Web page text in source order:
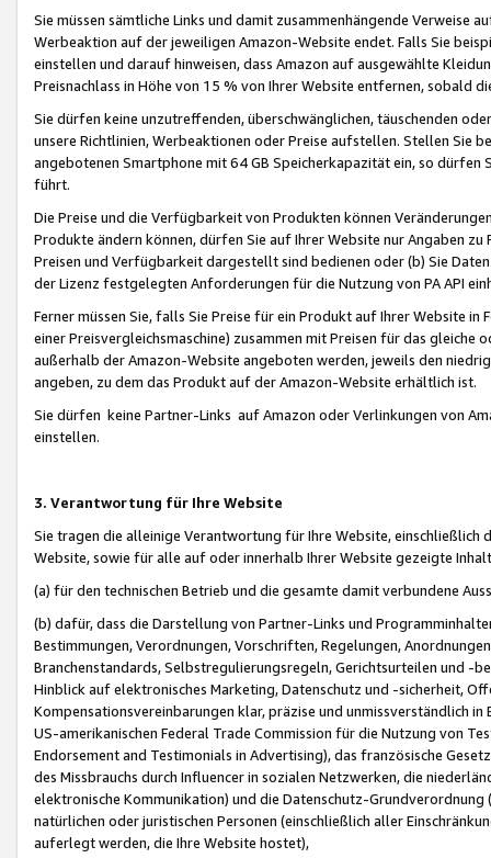
Sie müssen sämtliche Links und damit zusammenhängende
Werbeaktion auf der jeweiligen Amazon-Website endet. Falls Sie
einstellen und darauf hinweisen, dass Amazon auf ausgewählte
Preisnachlass in Höhe von 15 % von Ihrer Website entfernen, sobald
Sie dürfen keine unzutreffenden, überschwänglichen, täuschenden
unsere Richtlinien, Werbeaktionen oder Preise aufstellen. Stellen Sie
angebotenen Smartphone mit 64 GB Speicherkapazität ein, so dürfen
führt.
Die Preise und die Verfügbarkeit von Produkten können
Produkte ändern können, dürfen Sie auf Ihrer Website nur Angaben
Preisen und Verfügbarkeit dargestellt sind bedienen oder (b) Sie
der Lizenz festgelegten Anforderungen für die Nutzung von PA API
Ferner müssen Sie, falls Sie Preise für ein Produkt auf Ihrer Website
einer Preisvergleichsmaschine) zusammen mit Preisen für das
außerhalb der Amazon-Website angeboten werden, jeweils den
angeben, zu dem das Produkt auf der Amazon-Website erhältlich ist.
Sie dürfen keine Partner-Links auf Amazon oder Verlinkungen von
einstellen.
3. Verantwortung für Ihre Website
Sie tragen die alleinige Verantwortung für Ihre Website,
Website, sowie für alle auf oder innerhalb Ihrer Website gezeigte
(a) für den technischen Betrieb und die gesamte damit verbundene
(b) dafür, dass die Darstellung von Partner-Links und
Bestimmungen, Verordnungen, Vorschriften, Regelungen,
Branchenstandards, Selbstregulierungsregeln, Gerichtsurteilen und -
Hinblick auf elektronisches Marketing, Datenschutz und -sicherheit,
Kompensationsvereinbarungen klar, präzise und unmissverständlich
US-amerikanischen Federal Trade Commission für die Nutzung von
Endorsement and Testimonials in Advertising), das französische
des Missbrauchs durch Influencer in sozialen Netzwerken, die
elektronische Kommunikation) und die Datenschutz-
natürlichen oder juristischen Personen (einschließlich aller
auferlegt werden, die Ihre Website hostet),